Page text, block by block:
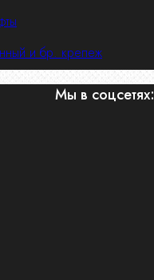
и бр. крепеж
Мы в соцсетях: